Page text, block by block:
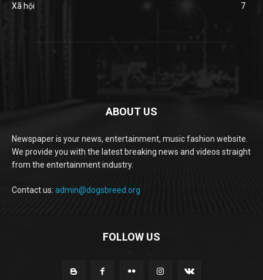
Xã hội
7
ABOUT US
Newspaper is your news, entertainment, music fashion website.
We provide you with the latest breaking news and videos straight
from the entertainment industry.
Contact us: admin@dogsbreed.org
FOLLOW US